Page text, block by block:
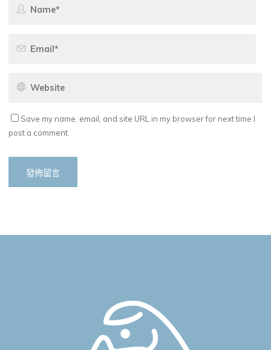
Save my name, email, and site URL in my browser for next time I
post a comment.